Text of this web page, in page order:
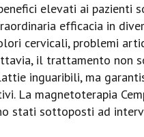
elevati ai
efficacia in
cervicali, problemi
il trattamento non
inguaribili, ma
La magnetoterapia
stati sottoposti ad